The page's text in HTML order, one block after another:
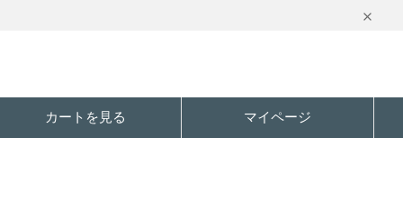
カートを見る マイページ